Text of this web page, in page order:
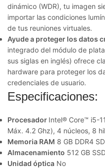
dinámico (WDR), tu imagen
importar las condiciones
de tus reuniones virtuales.
Ayude a proteger los datos
integrado del módulo de
sus siglas en inglés) ofrece
hardware para proteger los
credenciales de usuario.
Especificaciones:
Procesador Intel® Core™ i5-
Máx. 4.2 Ghz), 4 núcleos, 8
Memoria RAM 8 GB DDR4
Almacenamiento 512 GB
Unidad óptica No